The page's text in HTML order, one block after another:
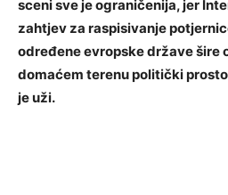
sceni sve je ograničenija, jer
zahtjev za raspisivanje
određene evropske države šire
domaćem terenu politički
je uži.